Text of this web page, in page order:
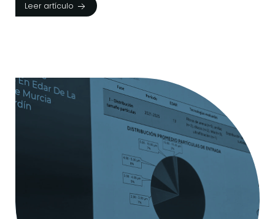
Leer artículo